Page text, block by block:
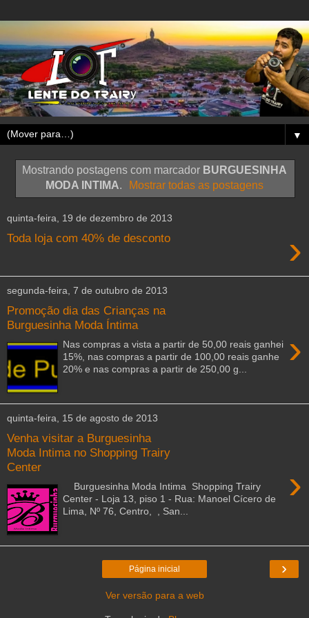
▼
Mostrando postagens com marcador BURGUESINHA
MODA INTIMA. Mostrar todas as postagens
quinta-feira, 19 de dezembro de 2013
Toda loja com 40% de desconto ›
segunda-feira, 7 de outubro de 2013
Promoção dia das Crianças na
Burguesinha Moda Íntima
›
Nas compras a vista a partir de 50,00 reais ganhei
15%, nas compras a partir de 100,00 reais ganhe
20% e nas compras a partir de 250,00 g...
quinta-feira, 15 de agosto de 2013
Venha visitar a Burguesinha
Moda Intima no Shopping Trairy
Center
›
Burguesinha Moda Intima Shopping Trairy
Center - Loja 13, piso 1 - Rua: Manoel Cícero de
Lima, Nº 76, Centro, , San...
›
Página inicial
Ver versão para a web